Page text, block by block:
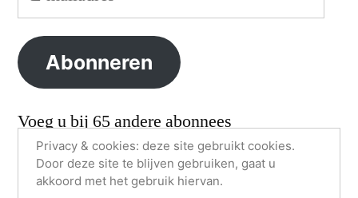
mailadres
Abonneren
Voeg u bij 65 andere abonnees
Privacy & cookies: deze site gebruikt cookies.
Door deze site te blijven gebruiken, gaat u
akkoord met het gebruik hiervan.